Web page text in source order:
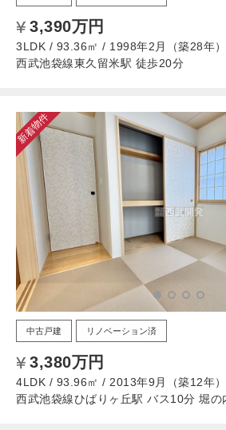
3,390万円
3LDK / 93.36㎡ / 1998年2月（築28年）
西武池袋線東久留米駅 徒歩20分
新着物件
中古戸建 リノベーション済
3,380万円
4LDK / 93.96㎡ / 2013年9月（築12年）
西武池袋線ひばりヶ丘駅 バス10分 堀の